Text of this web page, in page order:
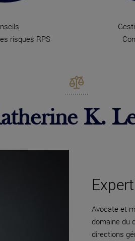
risques RPS
K.
Avocate et
domaine du
directions